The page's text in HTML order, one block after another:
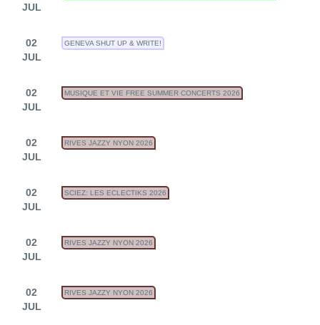
JUL
02
JUL
GENEVA SHUT UP & WRITE!
02
JUL
MUSIQUE ET VIE FREE SUMMER CONCERTS 2026
02
JUL
RIVES JAZZY NYON 2026
02
JUL
SCIEZ: LES ECLECTIKS 2026
02
JUL
RIVES JAZZY NYON 2026
02
JUL
RIVES JAZZY NYON 2026